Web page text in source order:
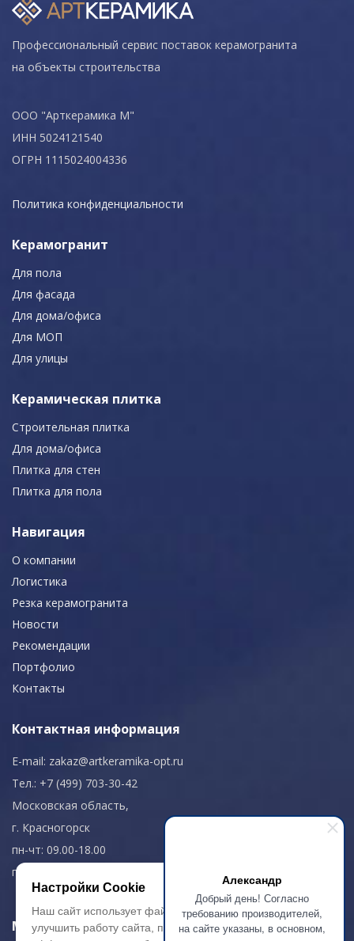
Александр
Добрый день! Согласно
требованию производителей,
на сайте указаны, в основном,
Профессиональный сервис поставок керамогранита
на объекты строительства
ООО "Арткерамика М"
ИНН 5024121540
ОГРН 1115024004336
Политика конфиденциальности
Керамогранит
Для пола
Для фасада
Для дома/офиса
Для МОП
Для улицы
Керамическая плитка
Строительная плитка
Для дома/офиса
Плитка для стен
Плитка для пола
Навигация
О компании
Логистика
Резка керамогранита
Новости
Рекомендации
Портфолио
Контакты
Контактная информация
E-mail: zakaz@artkeramika-opt.ru
Тел.: +7 (499) 703-30-42
Московская область,
г. Красногорск
пн-чт: 09.00-18.00
пт: 09.00-17.00
Мы в соц. сетях
Настройки Cookie
Наш сайт использует файлы cookie, чтобы
улучшить работу сайта, повысить его